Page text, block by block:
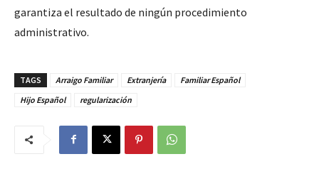
garantiza el resultado de ningún procedimiento
administrativo.
TAGS Arraigo Familiar Extranjería
Familiar Español
Hijo Español
regularización